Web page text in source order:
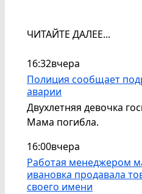
ЧИТАЙТЕ ДАЛЕЕ...
16:32вчера
Полиция сообщает
аварии
Двухлетняя девочка
Мама погибла.
16:00вчера
Работая менеджером
ивановка продавала
своего имени